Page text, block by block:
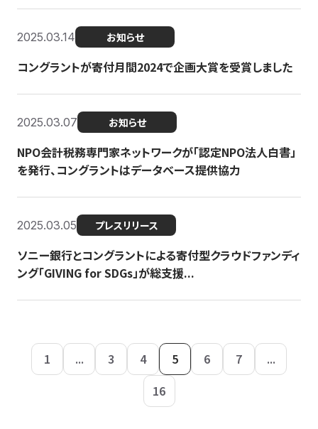
2025.03.14 お知らせ
コングラントが寄付月間2024で企画大賞を受賞しました
2025.03.07 お知らせ
NPO会計税務専門家ネットワークが「認定NPO法人白書」
を発行、コングラントはデータベース提供協力
2025.03.05 プレスリリース
ソニー銀行とコングラントによる寄付型クラウドファンディ
ング「GIVING for SDGs」が総支援...
1 ... 3 4 5 6 7
...
16